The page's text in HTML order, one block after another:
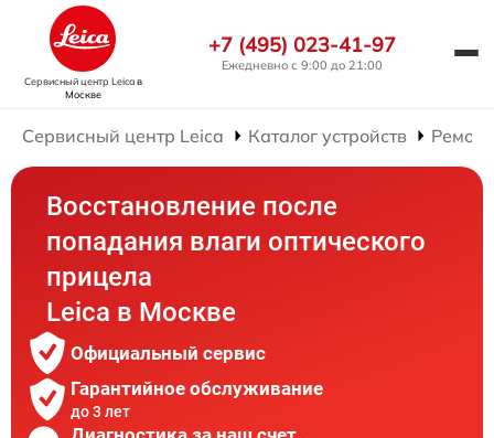
Сервисный центр Leicaв
Москве
+7 (495) 023-41-97
Ежедневно с 9:00 до 21:00
Сервисный центр Leica Каталог устройств
Восстановление после
попадания влаги оптического
прицела
Leica в Москве
Официальный сервис
Гарантийное обслуживание
до 3 лет